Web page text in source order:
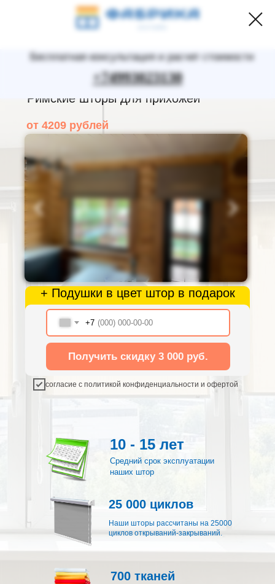
Бесплатная консультация и расчет стоимости
+74993023130
Римские шторы для прихожей
от 4209 рублей
10 - 15 лет
Средний срок эксплуатации
наших штор
25 000 циклов
Наши шторы рассчитаны на 25000
циклов открываний-закрываний.
700 тканей
+ Подушки в цвет штор в подарок
согласие с политикой конфиденциальности и офертой
+7
Получить скидку 3 000 руб.